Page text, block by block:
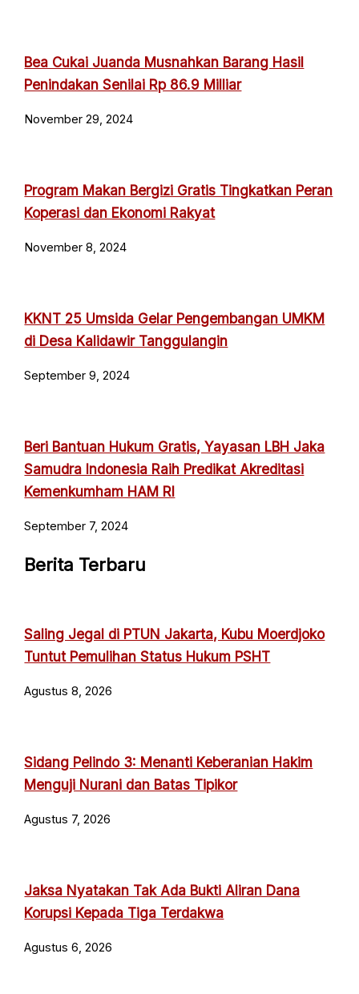
Bea Cukai Juanda Musnahkan Barang Hasil
Penindakan Senilai Rp 86.9 Milliar
November 29, 2024
Program Makan Bergizi Gratis Tingkatkan Peran
Koperasi dan Ekonomi Rakyat
November 8, 2024
KKNT 25 Umsida Gelar Pengembangan UMKM
di Desa Kalidawir Tanggulangin
September 9, 2024
Beri Bantuan Hukum Gratis, Yayasan LBH Jaka
Samudra Indonesia Raih Predikat Akreditasi
Kemenkumham HAM RI
September 7, 2024
Berita Terbaru
Saling Jegal di PTUN Jakarta, Kubu Moerdjoko
Tuntut Pemulihan Status Hukum PSHT
Agustus 8, 2026
Sidang Pelindo 3: Menanti Keberanian Hakim
Menguji Nurani dan Batas Tipikor
Agustus 7, 2026
Jaksa Nyatakan Tak Ada Bukti Aliran Dana
Korupsi Kepada Tiga Terdakwa
Agustus 6, 2026